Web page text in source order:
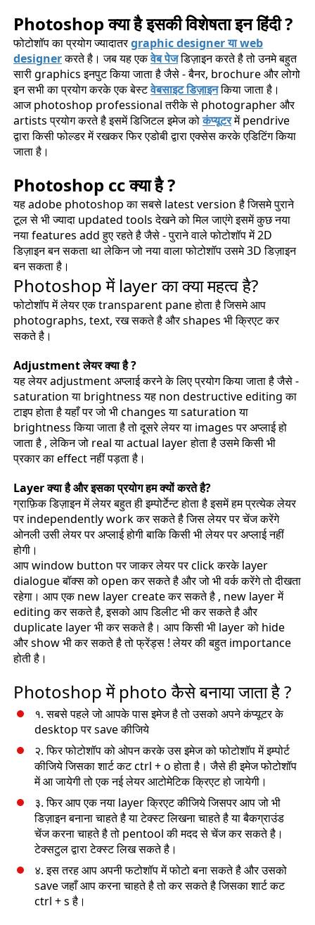
Photoshop क्या है इसकी विशेषता इन हिंदी ?
फोटोशॉप का प्रयोग ज्यादातरgraphic designer या web
designerकरते है। जब यह एकवेब पेजडिज़ाइन करते है तो उनमे बहुत
सारी graphics इनपुट किया जाता है जैसे - बैनर, brochure और लोगो
इन सभी का प्रयोग करके एक बेस्टवेबसाइट डिज़ाइनकिया जाता है।
आज photoshop professional तरीके से photographer और
artists प्रयोग करते है इसमें डिजिटल इमेज कोकंप्यूटरमें pendrive
द्वारा किसी फोल्डर में रखकर फिर एडोबी द्वारा एक्सेस करके एडिटिंग किया
जाता है।
Photoshop cc क्या है ?
यह adobe photoshop का सबसे latest version है जिसमे पुराने
टूल से भी ज्यादा updated tools देखने को मिल जाएंगे इसमें कुछ नया
नया features add हुए रहते है जैसे - पुराने वाले फोटोशॉप में 2D
डिज़ाइन बन सकता था लेकिन जो नया वाला फोटोशॉप उसमे 3D डिज़ाइन
बन सकता है।
Photoshop में layer का क्या महत्व है?
फोटोशॉप में लेयर एक transparent pane होता है जिसमे आप
photographs, text, रख सकते है और shapes भी क्रिएट कर
सकते है।
Adjustment लेयर क्या है ?
यह लेयर adjustment अप्लाई करने के लिए प्रयोग किया जाता है जैसे -
saturation या brightness यह non destructive editing का
टाइप होता है यहाँ पर जो भी changes या saturation या
brightness किया जाता है तो दूसरे लेयर या images पर अप्लाई हो
जाता है , लेकिन जो real या actual layer होता है उसमे किसी भी
प्रकार का effect नहीं पड़ता है।
Layer क्या है और इसका प्रयोग हम क्यों करते है?
ग्राफ़िक डिज़ाइन में लेयर बहुत ही इम्पोर्टेन्ट होता है इसमें हम प्रत्येक लेयर
पर independently work कर सकते है जिस लेयर पर चेंज करेंगे
ओनली उसी लेयर पर अप्लाई होगी बाकि किसी भी लेयर पर अप्लाई नहीं
होगी।
आप window button पर जाकर लेयर पर click करके layer
dialogue बॉक्स को open कर सकते है और जो भी वर्क करेंगे तो दीखता
रहेगा। आप एक new layer create कर सकते है , new layer में
editing कर सकते है, इसको आप डिलीट भी कर सकते है और
duplicate layer भी कर सकते है। आप किसी भी layer को hide
और show भी कर सकते है तो फ्रेंड्स ! लेयर की बहुत importance
होती है।
Photoshop में photo कैसे बनाया जाता है ?
१. सबसे पहले जो आपके पास इमेज है तो उसको अपने कंप्यूटर के
desktop पर save कीजिये
२. फिर फोटोशॉप को ओपन करके उस इमेज को फोटोशॉप में इम्पोर्ट
कीजिये जिसका शार्ट कट ctrl + o होता है। जैसे ही इमेज फोटोशॉप
में आ जायेगी तो एक नई लेयर आटोमेटिक क्रिएट हो जायेगी।
३. फिर आप एक नया layer क्रिएट कीजिये जिसपर आप जो भी
डिज़ाइन बनाना चाहते है या टेक्स्ट लिखना चाहते है या बैकग्राउंड
चेंज करना चाहते है तो pentool की मदद से चेंज कर सकते है।
टेक्सटुल द्वारा टेक्स्ट लिख सकते है।
४. इस तरह आप अपनी फटोशॉप में फोटो बना सकते है और उसको
save जहाँ आप करना चाहते है तो कर सकते है जिसका शार्ट कट
ctrl + s है।